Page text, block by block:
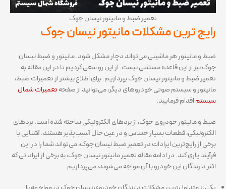
تعمیر ضبط و مانیتور نیسان جوک
رایج ترین مشکلات مانیتور نیسان جوک
ضبط و مانیتور هر ماشینی می‌تواند دچار مشکل شود. مانیتور و ضبط نیسان
جوک نیز از این قاعده مستثنی نیست. از این رو سعی کردیم تا در این مقاله به
تعمیر ضبط و مانیتور نیسان جوک بپردازیم. برای اطلاع بیشتر از تعمیرات ضبط،
مانیتور و سیستم صوتی خودروهای دیگر، می‌توانید از صفحهتعمیرات شمال
سیستماقدام فرمایید.
ضبط و مانیتور خودروی جوک، از بردهای الکترونیکی ساخته شده است. بردهای
الکترونیکی، قطعات بسیار حساس و در عین حال آسیب‌پذیر هستند. آشنایی با
برخی از رایج‌ترین ایرادات در تعمیر ضبط نیسان جوک، می‌تواند شما را در این
فرآیند یاری کند. در ادامه مقاله تعمیر مانیتور نیسان جوک، به برخی از ایراداتی که
اکثر دارندگان این خودرو با آن مواجه می‌شوند، می‌پردازیم.